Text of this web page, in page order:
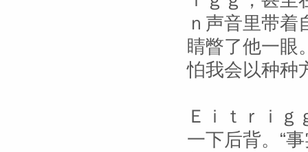
ｎ声音里带
睛瞥了他一眼
怕我会以种种
Ｅｉｔｒｉ
一下后背。“